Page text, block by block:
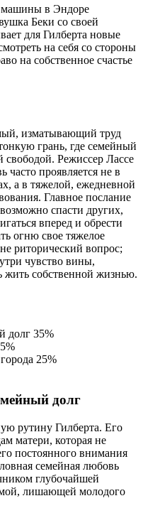
машины в Эндоре
Беки со своей
для Гилберта новые
на себя со стороны
на собственное счастье
изматывающий труд
грань, где семейный
свободой. Режиссер Лассе
часто проявляется не в
а в тяжелой, ежедневной
Главное послание
спасти других,
вперед и обрести
огню свое тяжелое
риторический вопрос;
чувство вины,
жить собственной жизнью.
долг 35%
25%
долг
рутину Гилберта. Его
матери, которая не
постоянного внимания
семейная любовь
глубочайшей
лишающей молодого